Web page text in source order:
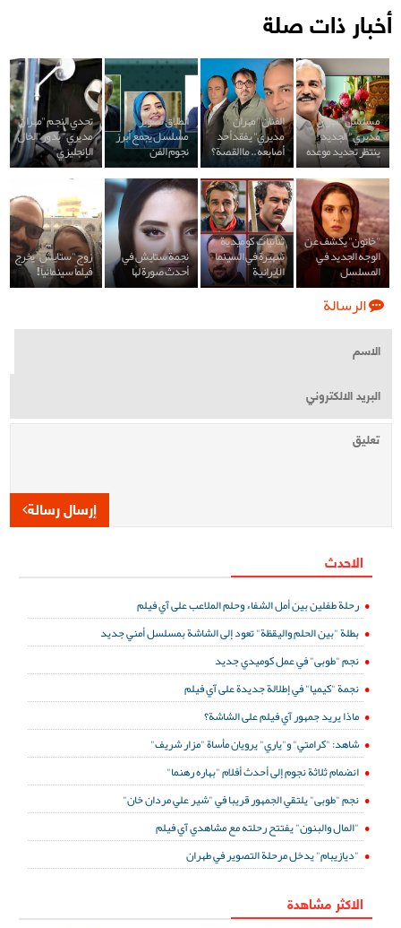
أخبار ذات صلة
مسلسل "مهران
مديري" الجديد
ينتظر تحديد موعده
الفنان "مهران
مديري" يفقد أحد
أصابعه.. ما القصة؟
انطلاق تصوير
مسلسل يجمع أبرز
نجوم الفن
تحدي النجم "مهران
مديري" بدور"الخال
الإنجليزي"
"خاتون" يكشف عن
الوجه الجديد في
المسلسل
ثنائيات كوميدية
شهيرة في السينما
الإيرانية
نجمة ستايش في
أحدث صورة لها
زوج "ستايش" يخرج
فيلماً سينمائياً!
الرسالة
إرسال رسالة
الاحدث
رحلة طفلين بين أمل الشفاء وحلم الملاعب على آي فيلم
بطلة "بين الحلم واليقظة" تعود إلى الشاشة بمسلسل أمني جديد
نجم "طوبى" في عمل كوميدي جديد
نجمة "كيميا" في إطلالة جديدة على آي فيلم
ماذا يريد جمهور آي فيلم على الشاشة؟
شاهد: "كرامتي" و"ياري" يرويان مأساة "مزار شريف"
انضمام ثلاثة نجوم إلى أحدث أفلام "بهاره رهنما"
نجم "طوبى" يلتقي الجمهور قريبا في "شير علي مردان خان"
"المال والبنون" يفتتح رحلته مع مشاهدي آي فيلم
"ديازيبام" يدخل مرحلة التصوير في طهران
الاكثر مشاهدة